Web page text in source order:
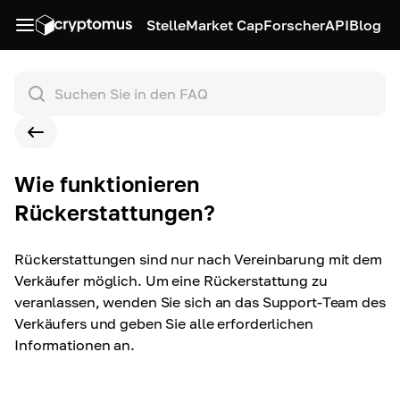
StelleMarket CapForscherAPIBlog
Wie funktionieren
Rückerstattungen?
Rückerstattungen sind nur nach Vereinbarung mit dem
Verkäufer möglich. Um eine Rückerstattung zu
veranlassen, wenden Sie sich an das Support-Team des
Verkäufers und geben Sie alle erforderlichen
Informationen an.